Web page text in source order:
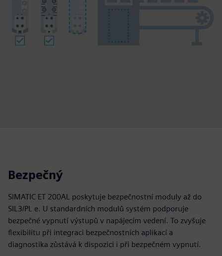
Bezpečný
SIMATIC ET 200AL poskytuje bezpečnostní moduly až do
SIL3/PL e. U standardních modulů systém podporuje
bezpečné vypnutí výstupů v napájecím vedení. To zvyšuje
flexibilitu při integraci bezpečnostních aplikací a
diagnostika zůstává k dispozici i při bezpečném vypnutí.